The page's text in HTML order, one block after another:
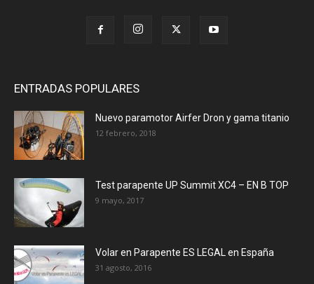
ENTRADAS POPULARES
Nuevo paramotor Airfer Dron y gama titanio
12 febrero, 2018
Test parapente UP Summit XC4 – EN B TOP
9 mayo, 2017
Volar en Parapente ES LEGAL en España
31 agosto, 2016